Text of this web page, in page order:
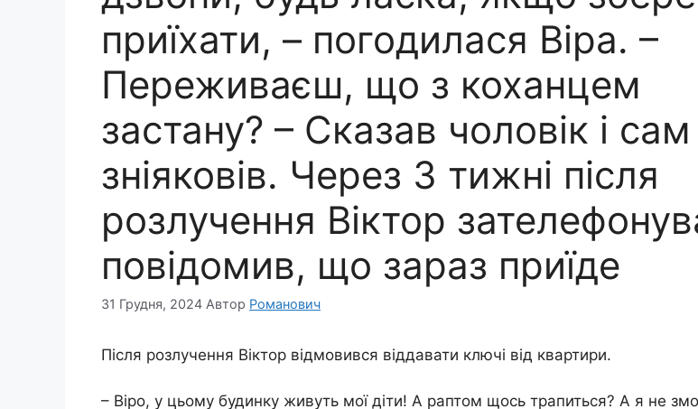
приїхати, – погодилася Віра. –
Переживаєш, що з коханцем
застану? – Сказав чоловік і сам
зніяковів. Через 3 тижні після
розлучення Віктор
повідомив, що зараз приїде
31 Грудня, 2024 Автор Романович
Після розлучення Віктор відмовився віддавати ключі від квартири.
– Віро, у цьому будинку живуть мої діти! А раптом щось трапиться? А я не